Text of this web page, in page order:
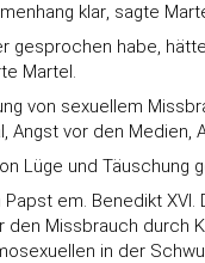
klar, sagte
gesprochen habe,
Martel.
von sexuellem
vor den
Lüge und
em. Benedikt
Missbrauch
in der